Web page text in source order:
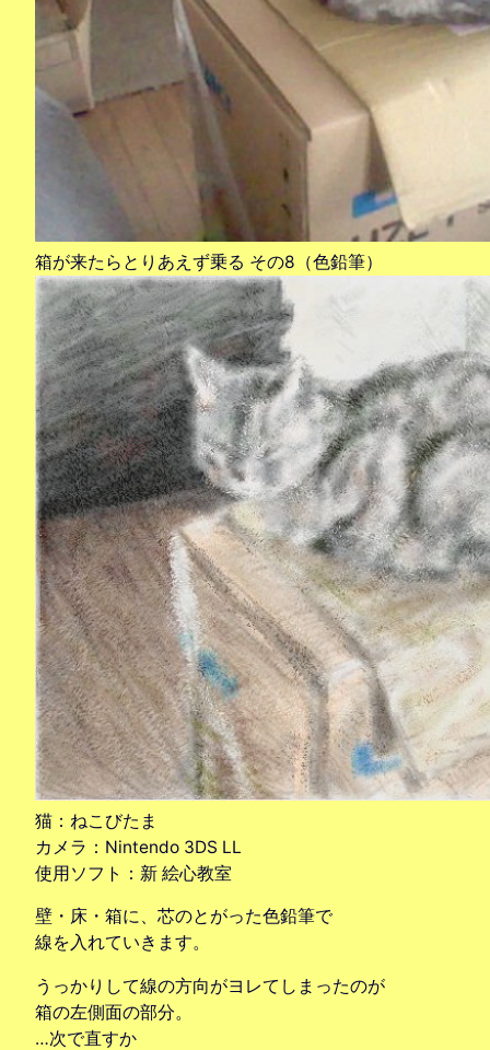
箱が来たらとりあえず乗る その8（色鉛筆）
猫：ねこびたま
カメラ：Nintendo 3DS LL
使用ソフト：新 絵心教室
壁・床・箱に、芯のとがった色鉛筆で
線を入れていきます。
うっかりして線の方向がヨレてしまったのが
箱の左側面の部分。
…次で直すか